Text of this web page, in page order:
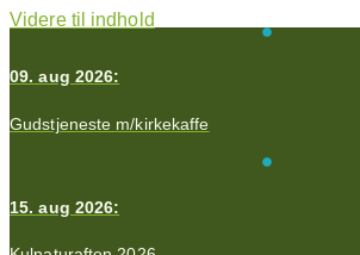
Videre til indhold
09. aug 2026:
Gudstjeneste m/kirkekaffe
15. aug 2026: